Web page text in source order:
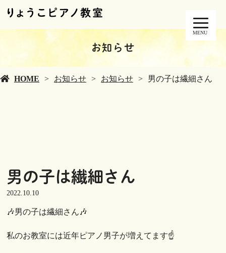
MENU
お知らせ
HOME お知らせ お知らせ 男の子は繊細さん
男の子は繊細さん
2022.10.10
🎶男の子は繊細さん🎶
私のお教室には近年ピアノ男子が増えてます☝️